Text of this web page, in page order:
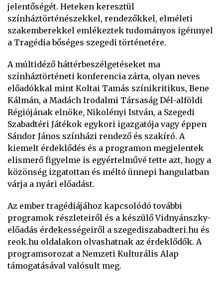
jelentőségét. Heteken keresztül
színháztörténészekkel, rendezőkkel, elméleti
szakemberekkel emlékeztek tudományos igénnyel
a Tragédia bőséges szegedi történetére.
A múltidéző háttérbeszélgetéseket ma
színháztörténeti konferencia zárta, olyan neves
előadókkal mint Koltai Tamás színikritikus, Bene
Kálmán, a Madách Irodalmi Társaság Dél-alföldi
Régiójának elnöke, Nikolényi István, a Szegedi
Szabadtéri Játékok egykori igazgatója vagy éppen
Sándor János színházi rendező és szakíró. A
kiemelt érdeklődés és a programon megjelentek
elismerő figyelme is egyértelművé tette azt, hogy a
közönség izgatottan és méltó ünnepi hangulatban
várja a nyári előadást.
Az ember tragédiájához kapcsolódó további
programok részleteiről és a készülő Vidnyánszky-
előadás érdekességeiről a szegediszabadteri.hu és
reok.hu oldalakon olvashatnak az érdeklődők. A
programsorozat a Nemzeti Kulturális Alap
támogatásával valósult meg.